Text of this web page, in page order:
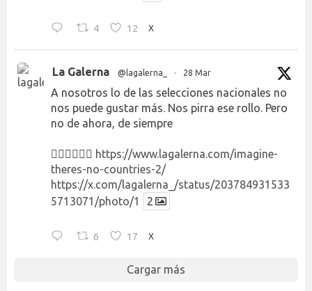
4 12 X
La Galerna @lagalerna_ · 28 Mar
A nosotros lo de las selecciones nacionales no
nos puede gustar más. Nos pirra ese rollo. Pero
no de ahora, de siempre
👉🏻👉🏻👉🏻 https://www.lagalerna.com/imagine-
theres-no-countries-2/
https://x.com/lagalerna_/status/203784931533
5713071/photo/1
2
6 17 X
Cargar más